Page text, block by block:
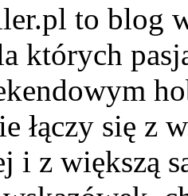
to blog
których
łączy się z
i z większą